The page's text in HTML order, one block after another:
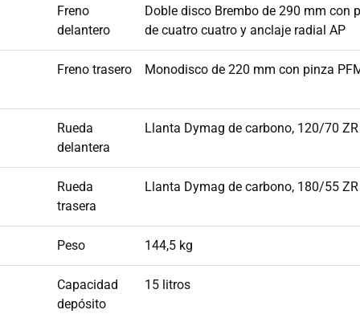
Freno
delantero
Doble disco Brembo de 290 mm con
de cuatro cuatro y anclaje radial AP
Freno trasero Monodisco de 220 mm con pinza
Rueda
delantera
Llanta Dymag de carbono, 120/70
Rueda
trasera
Llanta Dymag de carbono, 180/55
Peso 144,5 kg
Capacidad
depósito
15 litros